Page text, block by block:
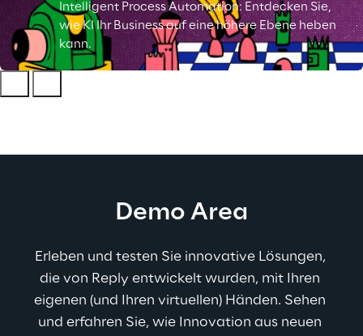
Intelligent Process Automation: Entdecken Sie,
wie KI Ihr Business auf eine höhere Ebene heben
kann.
Demo Area
Erleben und testen Sie innovative Lösungen,
die von Reply entwickelt wurden, mit Ihren
eigenen (und Ihren virtuellen) Händen. Sehen
und erfahren Sie, wie Innovation aus neuen